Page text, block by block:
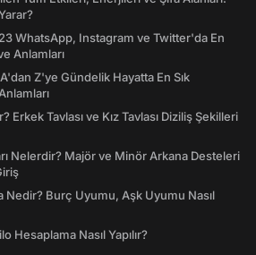
WhatsApp, Instagram ve Twitter'da En
Anlamları
Z'ye Gündelik Hayatta En Sık
Erkek Tavlası ve Kız Tavlası Diziliş Şekilleri
Nelerdir? Majör ve Minör Arkana Desteleri
Nedir? Burç Uyumu, Aşk Uyumu Nasıl
Hesaplama Nasıl Yapılır?